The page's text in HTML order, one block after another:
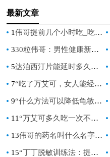
最新文章
1伟哥提前几个小时吃_吃伟哥前几小时的注意事项
330粒伟哥：男性健康新选择，揭秘其功效与使用指南
5达泊西汀片能延时多久：深入解析其效果与使用指南
7“吃了万艾可，女人能经得住干吗？揭秘万艾可对女性的影响”
9“什么方法可以降低龟敏：自然疗法与生活方式调整指南”
11“万艾可多久吃一次不伤身体：安全使用指南”
13伟哥的药名叫什么名字：揭秘西地那非的真相
15“丁丁脱敏训练法：提升男性持久力的科学指南”